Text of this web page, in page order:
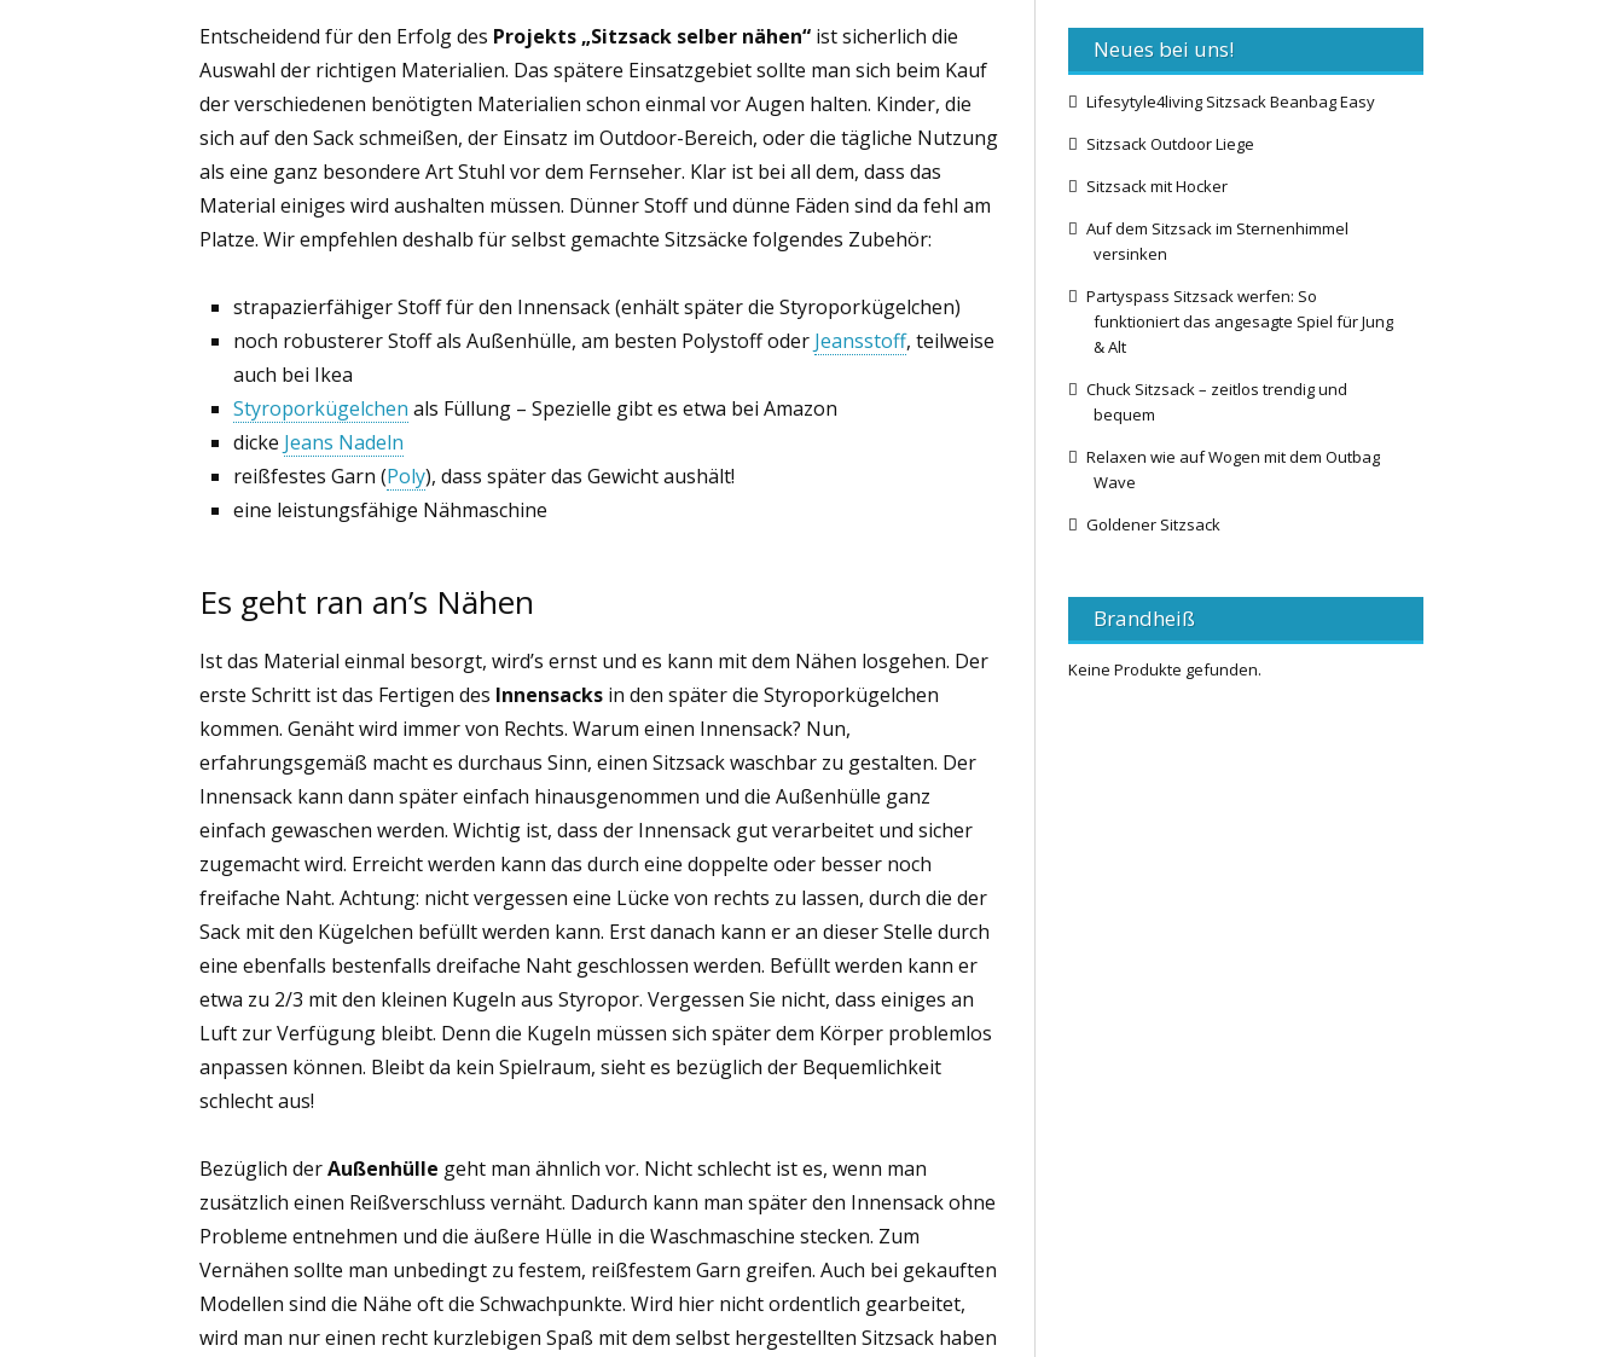
Entscheidend für den Erfolg des Projekts „Sitzsack selber nähen“ ist sicherlich die
Auswahl der richtigen Materialien. Das spätere Einsatzgebiet sollte man sich beim Kauf
der verschiedenen benötigten Materialien schon einmal vor Augen halten. Kinder, die
sich auf den Sack schmeißen, der Einsatz im Outdoor-Bereich, oder die tägliche Nutzung
als eine ganz besondere Art Stuhl vor dem Fernseher. Klar ist bei all dem, dass das
Material einiges wird aushalten müssen. Dünner Stoff und dünne Fäden sind da fehl am
Platze. Wir empfehlen deshalb für selbst gemachte Sitzsäcke folgendes Zubehör:
strapazierfähiger Stoff für den Innensack (enhält später die Styroporkügelchen)
noch robusterer Stoff als Außenhülle, am besten Polystoff oder Jeansstoff, teilweise
auch bei Ikea
Styroporkügelchen als Füllung – Spezielle gibt es etwa bei Amazon
dicke Jeans Nadeln
reißfestes Garn (Poly), dass später das Gewicht aushält!
eine leistungsfähige Nähmaschine
Es geht ran an’s Nähen
Ist das Material einmal besorgt, wird’s ernst und es kann mit dem Nähen losgehen. Der
erste Schritt ist das Fertigen des Innensacks in den später die Styroporkügelchen
kommen. Genäht wird immer von Rechts. Warum einen Innensack? Nun,
erfahrungsgemäß macht es durchaus Sinn, einen Sitzsack waschbar zu gestalten. Der
Innensack kann dann später einfach hinausgenommen und die Außenhülle ganz
einfach gewaschen werden. Wichtig ist, dass der Innensack gut verarbeitet und sicher
zugemacht wird. Erreicht werden kann das durch eine doppelte oder besser noch
freifache Naht. Achtung: nicht vergessen eine Lücke von rechts zu lassen, durch die der
Sack mit den Kügelchen befüllt werden kann. Erst danach kann er an dieser Stelle durch
eine ebenfalls bestenfalls dreifache Naht geschlossen werden. Befüllt werden kann er
etwa zu 2/3 mit den kleinen Kugeln aus Styropor. Vergessen Sie nicht, dass einiges an
Luft zur Verfügung bleibt. Denn die Kugeln müssen sich später dem Körper problemlos
anpassen können. Bleibt da kein Spielraum, sieht es bezüglich der Bequemlichkeit
schlecht aus!
Bezüglich derAußenhülle geht man ähnlich vor. Nicht schlecht ist es, wenn man
zusätzlich einen Reißverschluss vernäht. Dadurch kann man später den Innensack ohne
Probleme entnehmen und die äußere Hülle in die Waschmaschine stecken. Zum
Vernähen sollte man unbedingt zu festem, reißfestem Garn greifen. Auch bei gekauften
Modellen sind die Nähe oft die Schwachpunkte. Wird hier nicht ordentlich gearbeitet,
wird man nur einen recht kurzlebigen Spaß mit dem selbst hergestellten Sitzsack haben
Neues bei uns!
Lifesytyle4living Sitzsack Beanbag Easy
Sitzsack Outdoor Liege
Sitzsack mit Hocker
Auf dem Sitzsack im Sternenhimmel
versinken
Partyspass Sitzsack werfen: So
funktioniert das angesagte Spiel für Jung
& Alt
Chuck Sitzsack – zeitlos trendig und
bequem
Relaxen wie auf Wogen mit dem Outbag
Wave
Goldener Sitzsack
Brandheiß
Keine Produkte gefunden.